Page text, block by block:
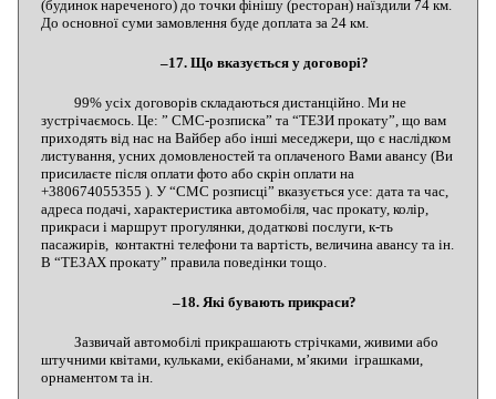
(будинок нареченого) до точки фінішу (ресторан) наїздили 74 км.
До основної суми замовлення буде доплата за 24 км.
–17. Що вказується у договорі?
99% усіх договорів складаються дистанційно. Ми не
зустрічаємось. Це: ” СМС-розписка” та “ТЕЗИ прокату”, що вам
приходять від нас на Вайбер або інші меседжери, що є наслідком
листування, усних домовленостей та оплаченого Вами авансу (Ви
присилаєте після оплати фото або скрін оплати на
+380674055355 ). У “СМС розписці” вказується усе: дата та час,
адреса подачі, характеристика автомобіля, час прокату, колір,
прикраси і маршрут прогулянки, додаткові послуги, к-ть
пасажирів, контактні телефони та вартість, величина авансу та ін.
В “ТЕЗАХ прокату” правила поведінки тощо.
–18. Які бувають прикраси?
Зазвичай автомобілі прикрашають стрічками, живими або
штучними квітами, кульками, екібанами, м’якими іграшками,
орнаментом та ін.